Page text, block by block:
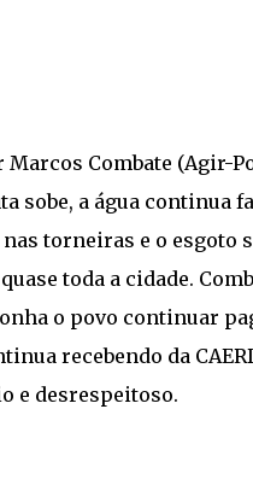
Marcos Combate (Agir-
sobe, a água continua
torneiras e o esgoto
toda a cidade.
o povo continuar
recebendo da
e desrespeitoso.